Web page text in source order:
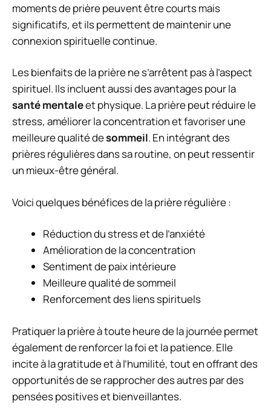
moments de prière peuvent être courts mais
significatifs, et ils permettent de maintenir une
connexion spirituelle continue.
Les bienfaits de la prière ne s’arrêtent pas à l’aspect
spirituel. Ils incluent aussi des avantages pour la
santé mentaleet physique. La prière peut réduire le
stress, améliorer la concentration et favoriser une
meilleure qualité desommeil. En intégrant des
prières régulières dans sa routine, on peut ressentir
un mieux-être général.
Voici quelques bénéfices de la prière régulière :
Réduction du stress et de l’anxiété
Amélioration de la concentration
Sentiment de paix intérieure
Meilleure qualité de sommeil
Renforcement des liens spirituels
Pratiquer la prière à toute heure de la journée permet
également de renforcer la foi et la patience. Elle
incite à la gratitude et à l’humilité, tout en offrant des
opportunités de se rapprocher des autres par des
pensées positives et bienveillantes.